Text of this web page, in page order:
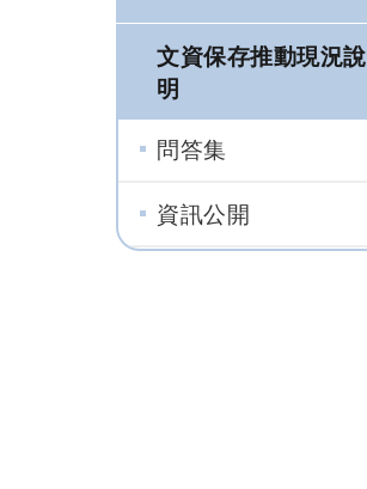
文資保存推動現況說
明
問答集
資訊公開